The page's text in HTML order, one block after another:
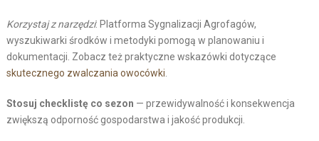
Korzystaj z narzędzi: Platforma Sygnalizacji Agrofagów,
wyszukiwarki środków i metodyki pomogą w planowaniu i
dokumentacji. Zobacz też praktyczne wskazówki dotyczące
skutecznego zwalczania owocówki
Stosuj checklistę co sezon — przewidywalność i konsekwencja
zwiększą odporność gospodarstwa i jakość produkcji.